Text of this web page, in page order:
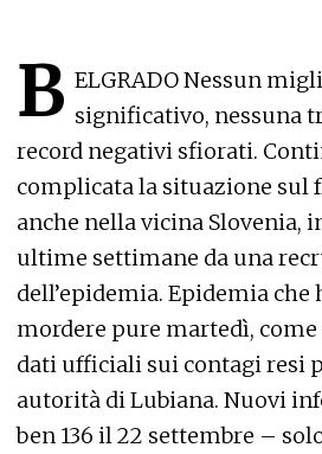
B ELGRADO Nessun
significativo, nessuna
record negativi sfiorati.
complicata la situazione sul
anche nella vicina Slovenia,
ultime settimane da una
dell’epidemia. Epidemia che
mordere pure martedì,
dati ufficiali sui contagi resi
autorità di Lubiana. Nuovi
ben 136 il 22 settembre –